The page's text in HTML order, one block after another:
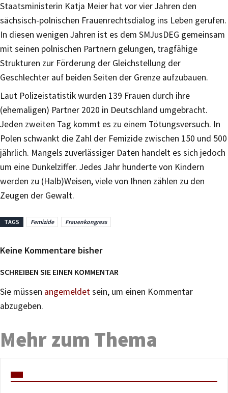
Staatsministerin Katja Meier hat vor vier Jahren den
sächsisch-polnischen Frauenrechtsdialog ins Leben gerufen.
In diesen wenigen Jahren ist es dem SMJusDEG gemeinsam
mit seinen polnischen Partnern gelungen, tragfähige
Strukturen zur Förderung der Gleichstellung der
Geschlechter auf beiden Seiten der Grenze aufzubauen.
Laut Polizeistatistik wurden 139 Frauen durch ihre
(ehemaligen) Partner 2020 in Deutschland umgebracht.
Jeden zweiten Tag kommt es zu einem Tötungsversuch. In
Polen schwankt die Zahl der Femizide zwischen 150 und 500
jährlich. Mangels zuverlässiger Daten handelt es sich jedoch
um eine Dunkelziffer. Jedes Jahr hunderte von Kindern
werden zu (Halb)Weisen, viele von Ihnen zählen zu den
Zeugen der Gewalt.
TAGS Femizide Frauenkongress
Keine Kommentare bisher
SCHREIBEN SIE EINEN KOMMENTAR
Sie müssen angemeldetsein, um einen Kommentar
abzugeben.
Mehr zum Thema